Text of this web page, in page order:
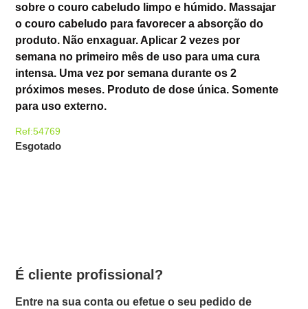
sobre o couro cabeludo limpo e húmido. Massajar
o couro cabeludo para favorecer a absorção do
produto. Não enxaguar. Aplicar 2 vezes por
semana no primeiro mês de uso para uma cura
intensa. Uma vez por semana durante os 2
próximos meses. Produto de dose única. Somente
para uso externo.
Ref:54769
Esgotado
É cliente profissional?
Entre na sua conta ou efetue o seu pedido de